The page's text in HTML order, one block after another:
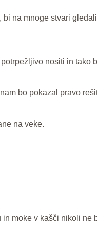
na mnoge stvari
nositi in tako
bo pokazal pravo
na veke.
moke v kašči nikoli ne